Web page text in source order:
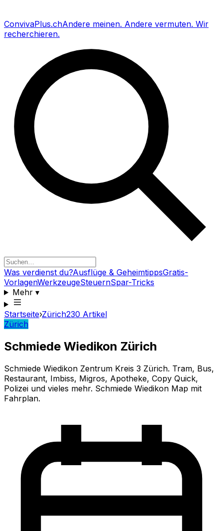
ConvivaPlus.chAndere meinen. Andere vermuten. Wir
recherchieren.
Was verdienst du?Ausflüge & GeheimtippsGratis-
VorlagenWerkzeugeSteuernSpar-Tricks
Mehr▾
Startseite›Zürich230 Artikel
Zürich
Schmiede Wiedikon Zürich
Schmiede Wiedikon Zentrum Kreis 3 Zürich. Tram, Bus,
Restaurant, Imbiss, Migros, Apotheke, Copy Quick,
Polizei und vieles mehr. Schmiede Wiedikon Map mit
Fahrplan.